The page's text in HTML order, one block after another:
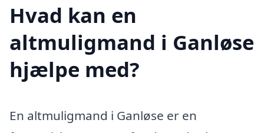
Hvad kan en
altmuligmand i Ganløse
hjælpe med?
En altmuligmand i Ganløse er en